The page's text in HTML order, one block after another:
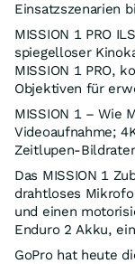
Einsatzszenarien
MISSION 1 PRO
spiegelloser
MISSION 1 PRO,
Objektiven für
MISSION 1 – Wie
Videoaufnahme;
Zeitlupen-
Das MISSION 1
drahtloses
und einen
Enduro 2 Akku,
GoPro hat heute